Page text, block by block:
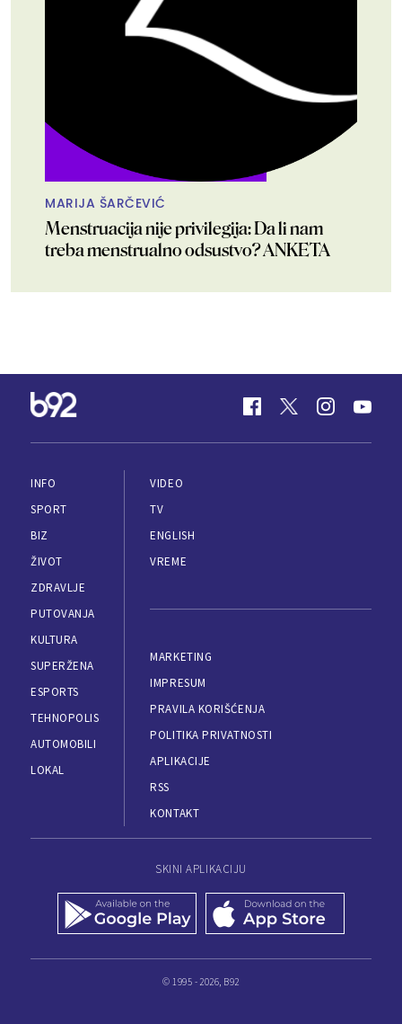
MARIJA ŠARČEVIĆ
Menstruacija nije privilegija: Da li nam
treba menstrualno odsustvo? ANKETA
INFO
SPORT
BIZ
ŽIVOT
ZDRAVLJE
PUTOVANJA
KULTURA
SUPERŽENA
ESPORTS
TEHNOPOLIS
AUTOMOBILI
LOKAL
VIDEO
TV
ENGLISH
VREME
MARKETING
IMPRESUM
PRAVILA KORIŠĆENJA
POLITIKA PRIVATNOSTI
APLIKACIJE
RSS
KONTAKT
SKINI APLIKACIJU
© 1995 - 2026, B92